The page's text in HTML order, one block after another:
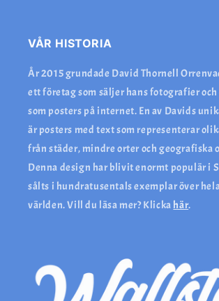
VÅR HISTORIA
År 2015 grundade David Thornell
ett företag som säljer hans fotografier och
som posters på internet. En av Davids
är posters med text som representerar
från städer, mindre orter och geografiska
Denna design har blivit enormt populär i
sålts i hundratusentals exemplar över
världen. Vill du läsa mer? Klicka här.